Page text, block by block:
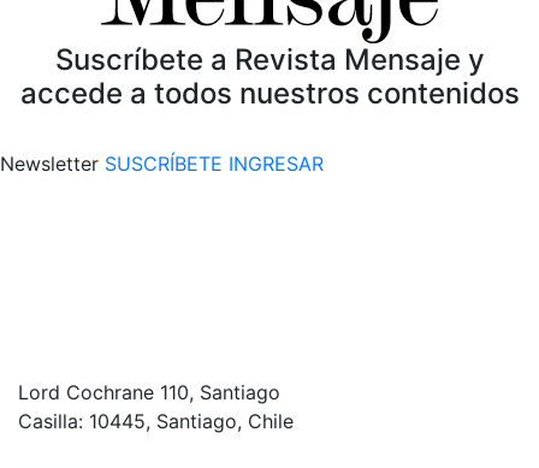
Suscríbete a Revista Mensaje y
accede a todos nuestros contenidos
Newsletter SUSCRÍBETE INGRESAR
Lord Cochrane 110, Santiago
Casilla: 10445, Santiago, Chile